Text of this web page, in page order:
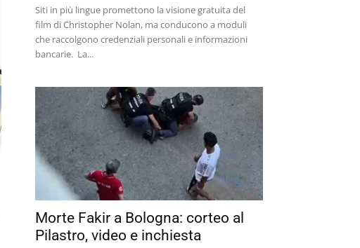
Siti in più lingue promettono la visione gratuita del
film di Christopher Nolan, ma conducono a moduli
che raccolgono credenziali personali e informazioni
bancarie. La...
Morte Fakir a Bologna: corteo al
Pilastro, video e inchiesta